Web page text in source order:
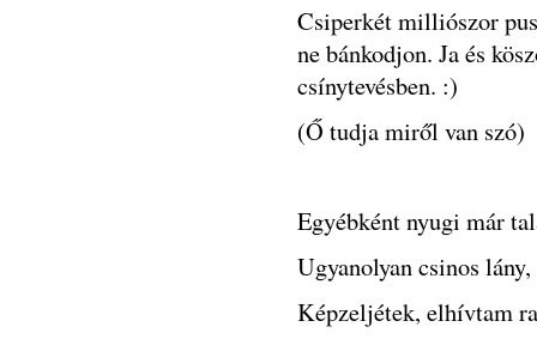
Csiperkét milliószor
ne bánkodjon. Ja és
csínytevésben. :)
(Ő tudja miről van szó)
Egyébként nyugi már
Ugyanolyan csinos
Képzeljétek, elhívtam